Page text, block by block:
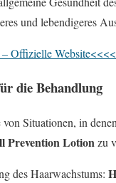
und lebendigeres
Offizielle Website<<<<
die Behandlung
Situationen, in
Prevention Lotionzu
des Haarwachstums: